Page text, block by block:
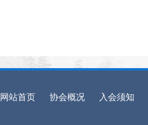
网站首页 协会概况 入会须知